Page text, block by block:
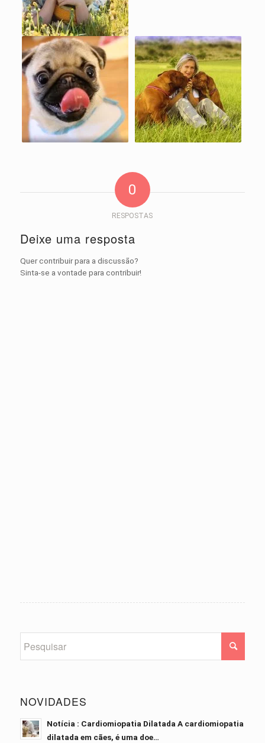
0
RESPOSTAS
Deixe uma resposta
Quer contribuir para a discussão?
Sinta-se a vontade para contribuir!
NOVIDADES
Notícia : Cardiomiopatia Dilatada A cardiomiopatia
dilatada em cães, é uma doe…